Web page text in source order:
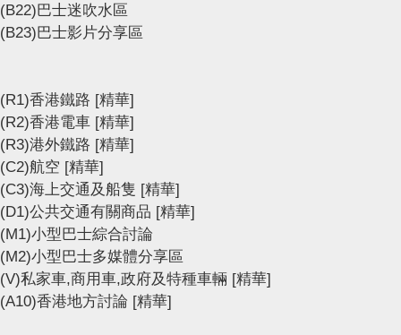
(B22)巴士迷吹水區
(B23)巴士影片分享區
(R1)香港鐵路 [精華]
(R2)香港電車 [精華]
(R3)港外鐵路 [精華]
(C2)航空 [精華]
(C3)海上交通及船隻 [精華]
(D1)公共交通有關商品 [精華]
(M1)小型巴士綜合討論
(M2)小型巴士多媒體分享區
(V)私家車,商用車,政府及特種車輛 [精華]
(A10)香港地方討論 [精華]